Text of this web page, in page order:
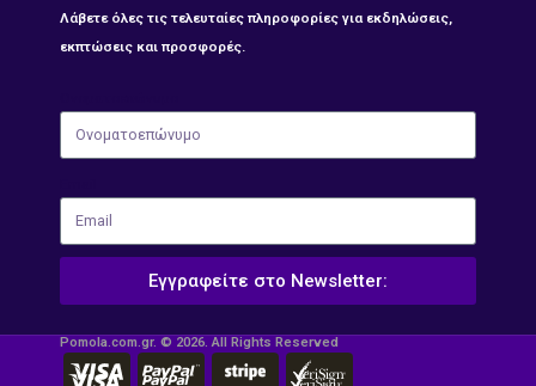
Λάβετε όλες τις τελευταίες πληροφορίες για εκδηλώσεις,
εκπτώσεις και προσφορές.
Εγγραφείτε στο Newsletter:
Pomola.com.gr. © 2026. All Rights Reserved